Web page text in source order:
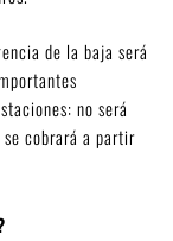
de la baja será
no será
cobrará a partir